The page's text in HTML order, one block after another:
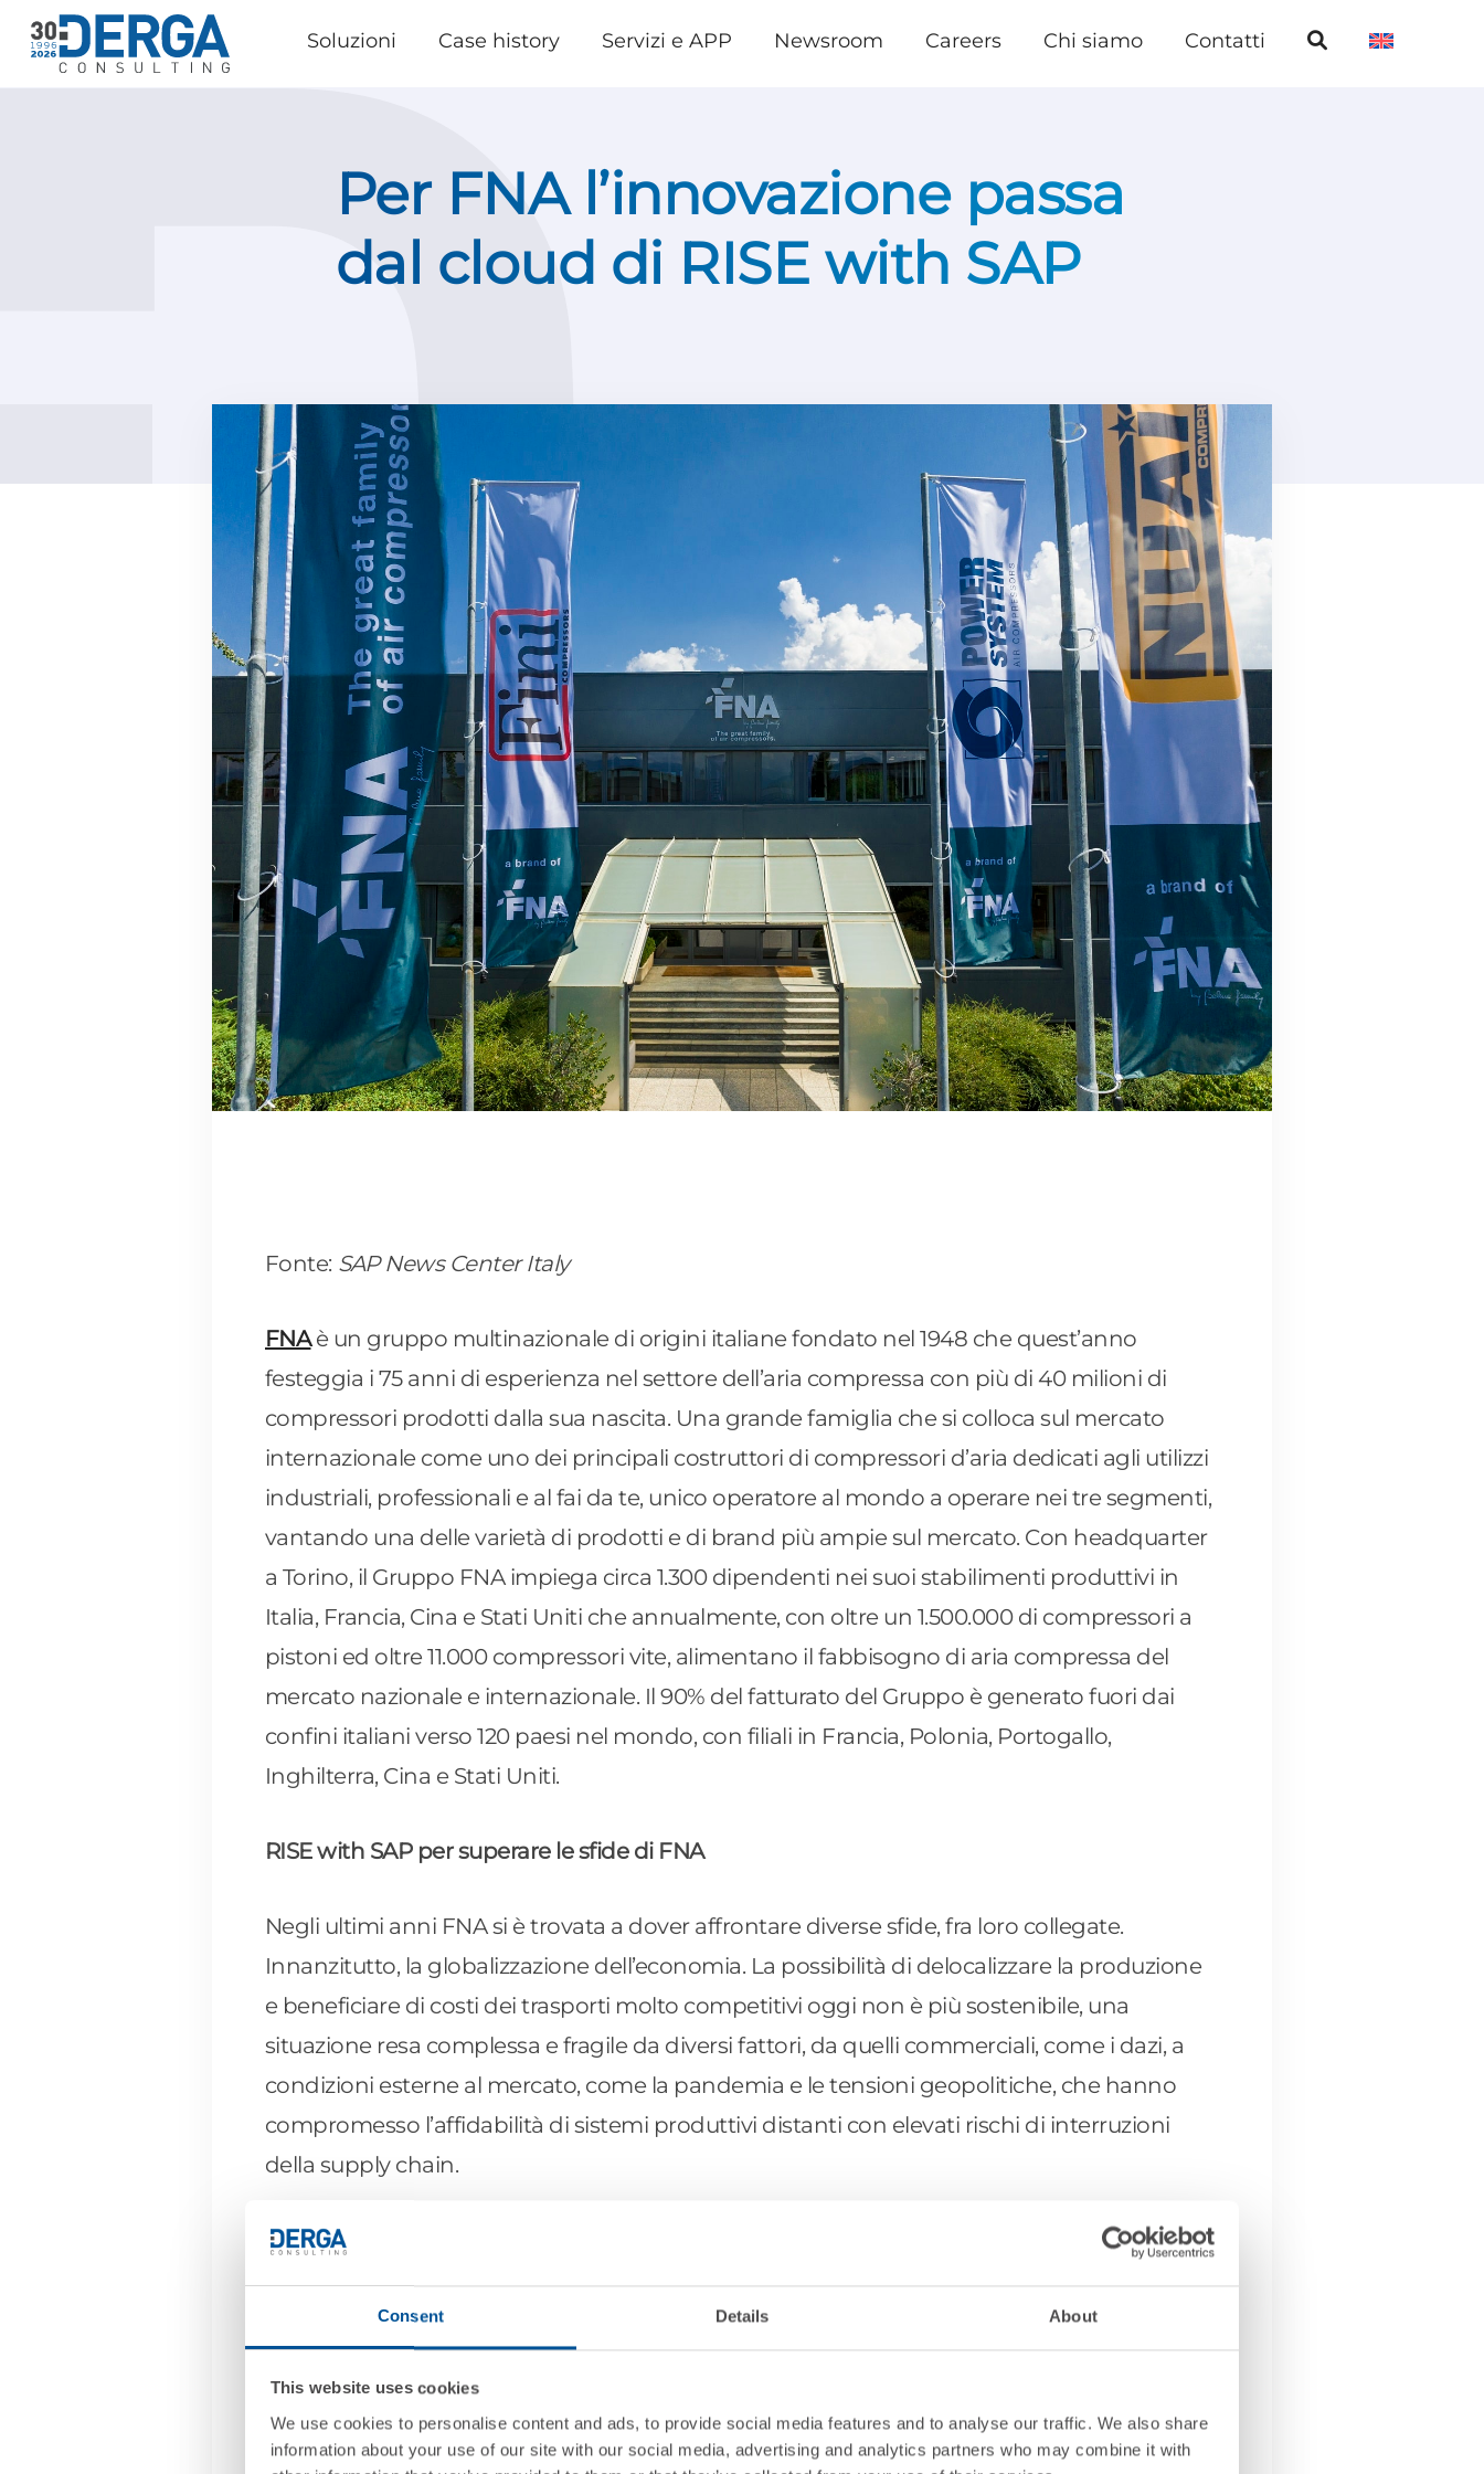
Consent Details About
This website uses cookies
We use cookies to personalise content and ads, to provide social media features and to analyse our traffic. We also share
information about your use of our site with our social media, advertising and analytics partners who may combine it with
Soluzioni Case history Servizi e APP Newsroom Careers Chi siamo Contatti
Per FNA l’innovazione passa
dal cloud di RISE with SAP
Fonte: SAP News Center Italy
FNAè un gruppo multinazionale di origini italiane fondato nel 1948 che quest’anno
festeggia i 75 anni di esperienza nel settore dell’aria compressa con più di 40 milioni di
compressori prodotti dalla sua nascita. Una grande famiglia che si colloca sul mercato
internazionale come uno dei principali costruttori di compressori d’aria dedicati agli utilizzi
industriali, professionali e al fai da te, unico operatore al mondo a operare nei tre segmenti,
vantando una delle varietà di prodotti e di brand più ampie sul mercato. Con headquarter
a Torino, il Gruppo FNA impiega circa 1.300 dipendenti nei suoi stabilimenti produttivi in
Italia, Francia, Cina e Stati Uniti che annualmente, con oltre un 1.500.000 di compressori a
pistoni ed oltre 11.000 compressori vite, alimentano il fabbisogno di aria compressa del
mercato nazionale e internazionale. Il 90% del fatturato del Gruppo è generato fuori dai
confini italiani verso 120 paesi nel mondo, con filiali in Francia, Polonia, Portogallo,
Inghilterra, Cina e Stati Uniti.
RISE with SAP per superare le sfide di FNA
Negli ultimi anni FNA si è trovata a dover affrontare diverse sfide, fra loro collegate.
Innanzitutto, la globalizzazione dell’economia. La possibilità di delocalizzare la produzione
e beneficiare di costi dei trasporti molto competitivi oggi non è più sostenibile, una
situazione resa complessa e fragile da diversi fattori, da quelli commerciali, come i dazi, a
condizioni esterne al mercato, come la pandemia e le tensioni geopolitiche, che hanno
compromesso l’affidabilità di sistemi produttivi distanti con elevati rischi di interruzioni
della supply chain.
“Se quello della globalizzazione è un tema che riguarda tutto il mondo industriale, stiamo
vivendo un’altra sfida specifica della nostra realtà, quella del cambio generazionale. Siamo
cresciuti tantissimo negli ultimi 30 anni con manager che hanno accompagnato tutto il
lungo percorso di crescita di FNA. Ad oggi, i nostri sistemi informativi si basano su AS400
con soluzioni gestionali ACG che sono state nel tempo adattate ai nostri bisogni.